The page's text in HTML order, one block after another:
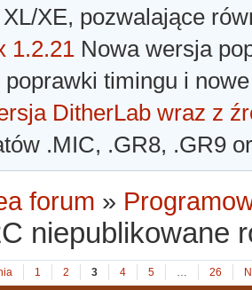
XE, pozwalające
1.2.21 Nowa wersja
timingu i
DitherLab wraz z
.MIC, .GR8, .GR9
forum »
niepublikowane
1 2 3 4 5 … 26